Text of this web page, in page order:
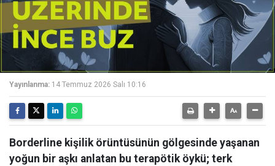
Yayınlanma: 14 Temmuz 2026 Salı 10:16
Borderline kişilik örüntüsünün gölgesinde yaşanan
yoğun bir aşkı anlatan bu terapötik öykü; terk